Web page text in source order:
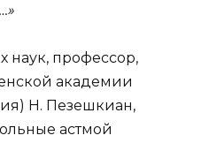
наук, профессор,
академии
Н. Пезешкиан,
астмой